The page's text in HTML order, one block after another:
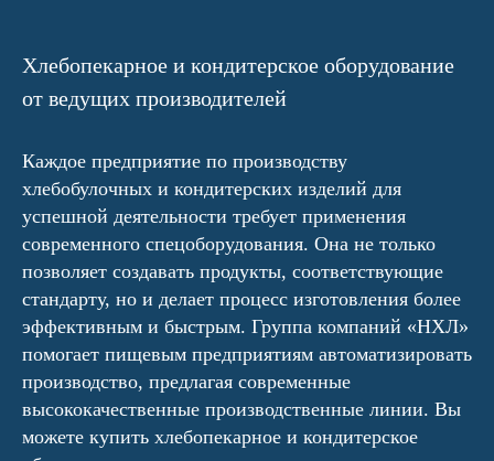
Хлебопекарное и кондитерское оборудование
от ведущих производителей
Каждое предприятие по производству
хлебобулочных и кондитерских изделий для
успешной деятельности требует применения
современного спецоборудования. Она не только
позволяет создавать продукты, соответствующие
стандарту, но и делает процесс изготовления более
эффективным и быстрым. Группа компаний «НХЛ»
помогает пищевым предприятиям автоматизировать
производство, предлагая современные
высококачественные производственные линии. Вы
можете купить хлебопекарное и кондитерское